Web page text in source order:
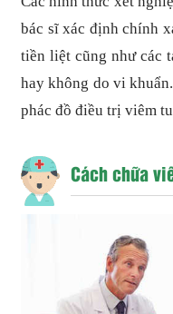
bác sĩ xác định chính
tiền liệt cũng như các
hay không do vi
phác đồ điều trị viêm
Cách chữa